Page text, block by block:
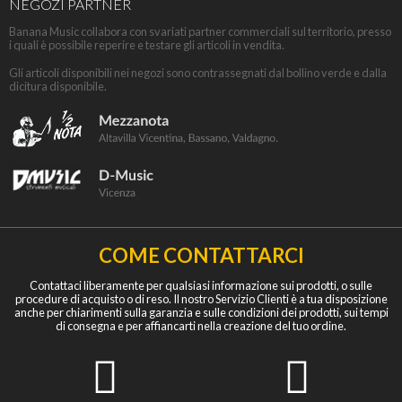
NEGOZI PARTNER
Banana Music collabora con svariati partner commerciali sul territorio, presso
i quali è possibile reperire e testare gli articoli in vendita.
Gli articoli disponibili nei negozi sono contrassegnati dal bollino verde e dalla
dicitura disponibile.
COME CONTATTARCI
Contattaci liberamente per qualsiasi informazione sui prodotti, o sulle
procedure di acquisto o di reso. Il nostro Servizio Clienti è a tua disposizione
anche per chiarimenti sulla garanzia e sulle condizioni dei prodotti, sui tempi
di consegna e per affiancarti nella creazione del tuo ordine.